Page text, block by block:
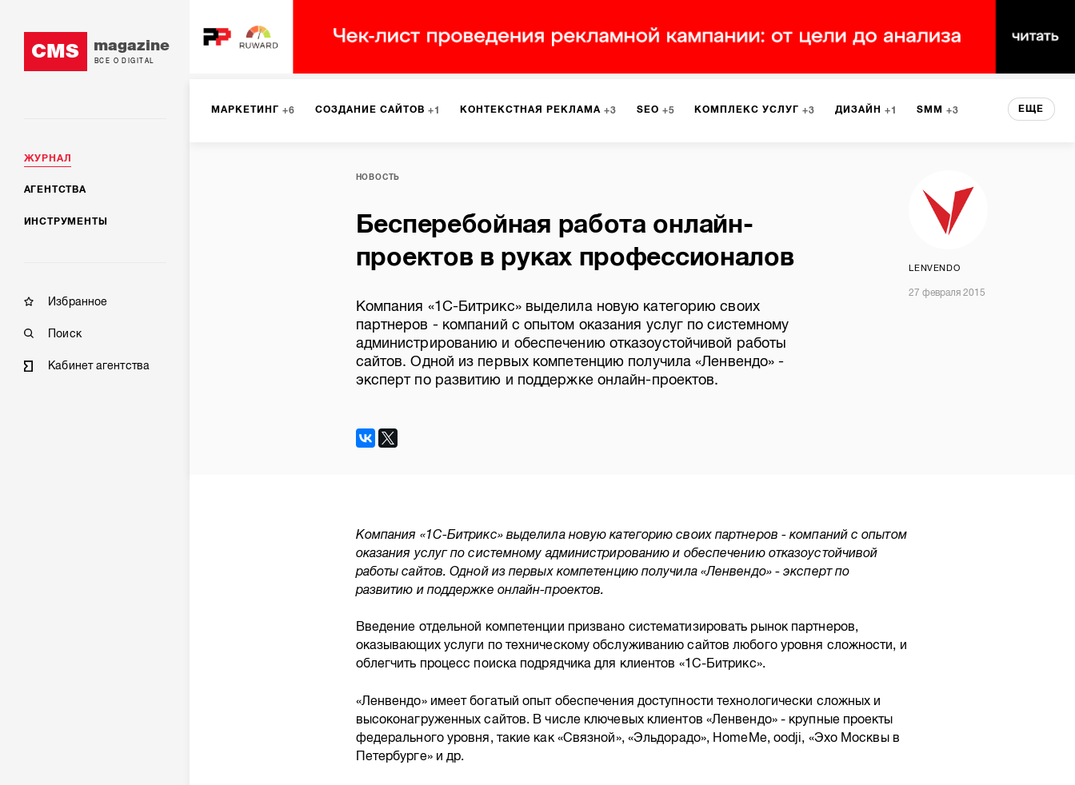
CMS magazine
ВСЕ О DIGITAL
ЖУРНАЛ
АГЕНТСТВА
ИНСТРУМЕНТЫ
Избранное
Поиск
Кабинет агентства
МАРКЕТИНГ 6 СОЗДАНИЕ САЙТОВ 1 КОНТЕКСТНАЯ РЕКЛАМА 3 SEO 5 КОМПЛЕКС УСЛУГ 3 ДИЗАЙН 1 SMM 3
ИНТЕРНЕТ-МАРКЕТИНГ
МОБИЛЬНАЯ РАЗРАБОТКА ЮЗАБИЛИТИ ИНТРАНЕТ МОНИТОРИНГ МЕНЕДЖМЕНТ
ЕЩЕ
НОВОСТЬ
Бесперебойная работа онлайн-
проектов в руках профессионалов
Компания «1С-Битрикс» выделила новую категорию своих
партнеров - компаний с опытом оказания услуг по системному
администрированию и обеспечению отказоустойчивой работы
сайтов. Одной из первых компетенцию получила «Ленвендо» -
эксперт по развитию и поддержке онлайн-проектов.
LENVENDO
27 февраля 2015
Компания «1С-Битрикс» выделила новую категорию своих партнеров - компаний с опытом
оказания услуг по системному администрированию и обеспечению отказоустойчивой
работы сайтов. Одной из первых компетенцию получила «Ленвендо» - эксперт по
развитию и поддержке онлайн-проектов.
Введение отдельной компетенции призвано систематизировать рынок партнеров,
оказывающих услуги по техническому обслуживанию сайтов любого уровня сложности, и
облегчить процесс поиска подрядчика для клиентов «1С-Битрикс».
«Ленвендо» имеет богатый опыт обеспечения доступности технологически сложных и
высоконагруженных сайтов. В числе ключевых клиентов «Ленвендо» - крупные проекты
федерального уровня, такие как «Связной», «Эльдорадо», HomeMe, oodji, «Эхо Москвы в
Петербурге» и др.